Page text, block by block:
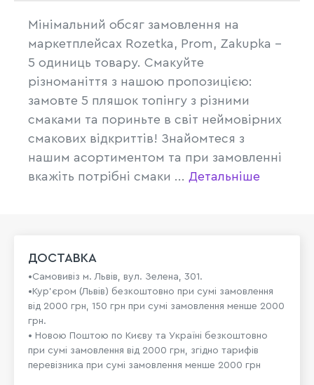
Мінімальний обсяг замовлення на
маркетплейсах Rozetka, Prom, Zakupka -
5 одиниць товару. Смакуйте
різноманіття з нашою пропозицією:
замовте 5 пляшок топінгу з різними
смаками та пориньте в світ неймовірних
смакових відкриттів! Знайомтеся з
нашим асортиментом та при замовленні
вкажіть потрібні смаки ... Детальніше
ДОСТАВКА
•Самовивіз м. Львів, вул. Зелена, 301.
•Кур'єром (Львів) безкоштовно при сумі замовлення
від 2000 грн, 150 грн при сумі замовлення менше 2000
грн.
• Новою Поштою по Києву та Україні безкоштовно
при сумі замовлення від 2000 грн, згідно тарифів
перевізника при сумі замовлення менше 2000 грн